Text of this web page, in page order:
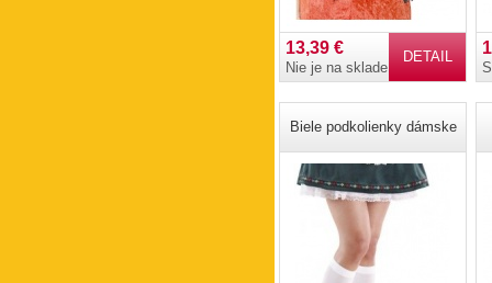
DETAIL
13,39 €
Nie je na sklade
Biele podkolienky dámske